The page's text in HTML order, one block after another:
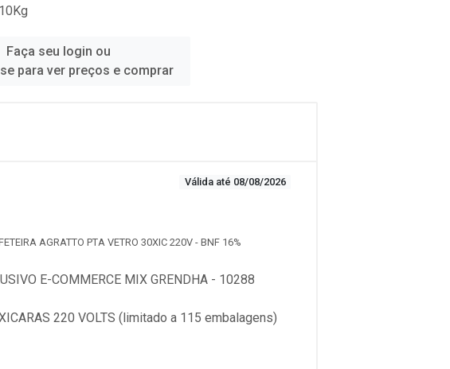
Faça seu login ou
para ver preços e comprar
Válida até 08/08/2026
AGRATTO PTA VETRO 30XIC 220V - BNF 16%
E-COMMERCE MIX GRENDHA - 10288
220 VOLTS (limitado a 115 embalagens)